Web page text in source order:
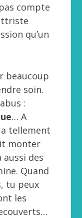
compte
qu’un
beaucoup
soin.
:
… A
tellement
monter
aussi des
Quand
tu peux
les